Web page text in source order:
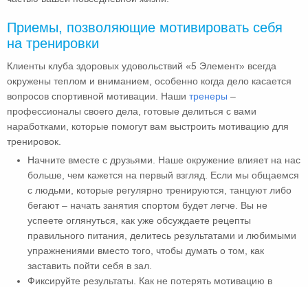
Приемы, позволяющие мотивировать себя
на тренировки
Клиенты клуба здоровых удовольствий «5 Элемент» всегда
окружены теплом и вниманием, особенно когда дело касается
вопросов спортивной мотивации. Наши тренеры –
профессионалы своего дела, готовые делиться с вами
наработками, которые помогут вам выстроить мотивацию для
тренировок.
Начните вместе с друзьями. Наше окружение влияет на нас
больше, чем кажется на первый взгляд. Если мы общаемся
с людьми, которые регулярно тренируются, танцуют либо
бегают – начать занятия спортом будет легче. Вы не
успеете оглянуться, как уже обсуждаете рецепты
правильного питания, делитесь результатами и любимыми
упражнениями вместо того, чтобы думать о том, как
заставить пойти себя в зал.
Фиксируйте результаты. Как не потерять мотивацию в